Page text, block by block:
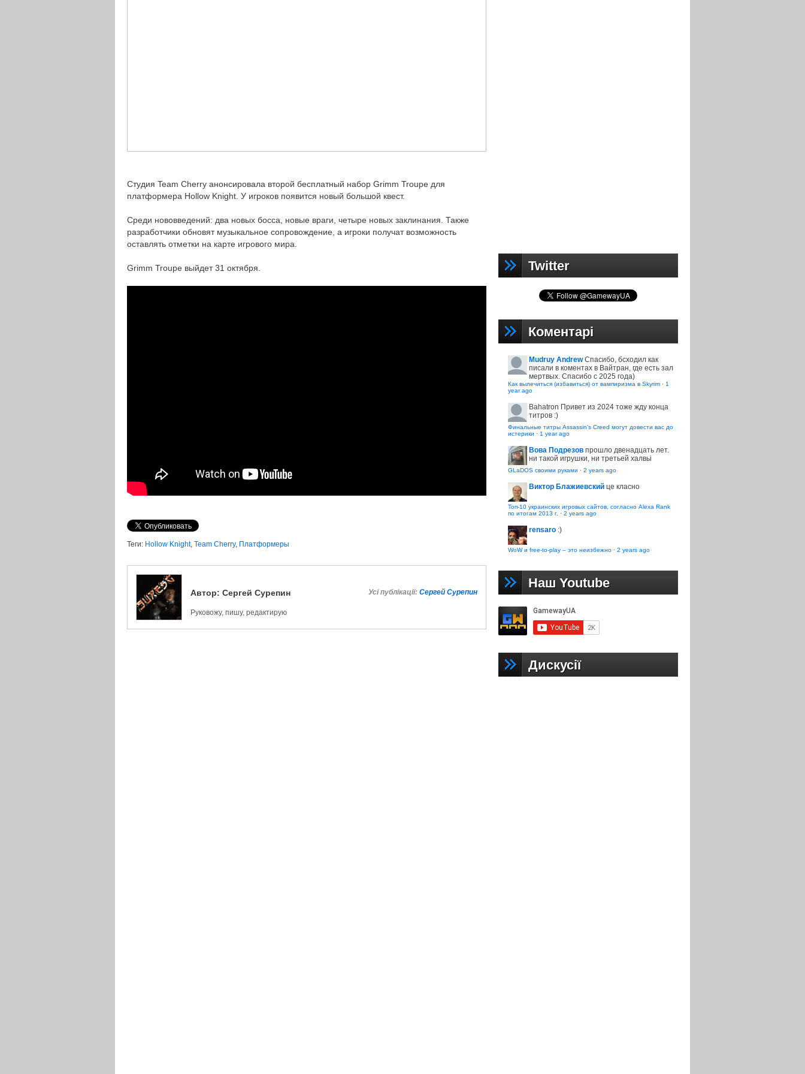
Студия Team Cherry анонсировала второй бесплатный набор Grimm Troupe для
платформера Hollow Knight. У игроков появится новый большой квест.
Среди нововведений: два новых босса, новые враги, четыре новых заклинания. Также
разработчики обновят музыкальное сопровождение, а игроки получат возможность
оставлять отметки на карте игрового мира.
Grimm Troupe выйдет 31 октября.
Теги: Hollow Knight, Team Cherry, Платформеры
Автор: Сергей Сурепин Усі публікації: Сергей Сурепин
Руковожу, пишу, редактирую
Twitter
Коментарі
Mudruy Andrew Спасибо, бсходил как
писали в коментах в Вайтран, где есть зал
мертвых. Спасибо с 2025 года)
Как вылечиться (избавиться) от вампиризма в Skyrim · 1
year ago
Bahatron Привет из 2024 тоже жду конца
титров :)
Финальные титры Assassin’s Creed могут довести вас до
истерики · 1 year ago
Вова Подрезов прошло двенадцать лет.
ни такой игрушки, ни третьей халвьі
GLaDOS своими руками · 2 years ago
Виктор Блажиевский це класно
Топ-10 украинских игровых сайтов, согласно Alexa Rank
по итогам 2013 г. · 2 years ago
rensaro :)
WoW и free-to-play – это неизбежно · 2 years ago
Наш Youtube
Дискусії